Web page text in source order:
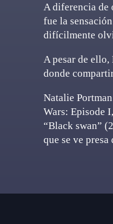
A diferencia de
fue la
difícilmente
A pesar de
donde
Natalie
Wars: Episode
“Black swan”
que se ve presa